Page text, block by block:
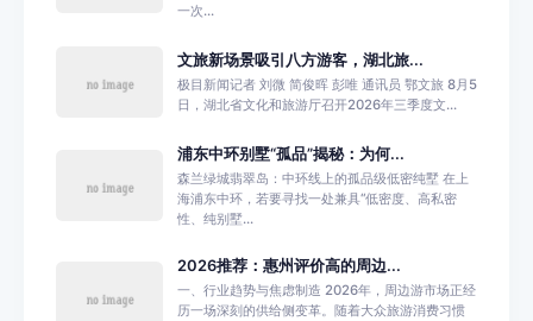
一次...
文旅新场景吸引八方游客，湖北旅...
极目新闻记者 刘微 简俊晖 彭唯 通讯员 鄂文旅 8月5
日，湖北省文化和旅游厅召开2026年三季度文...
浦东中环别墅“孤品”揭秘：为何...
森兰绿城翡翠岛：中环线上的孤品级低密纯墅 在上
海浦东中环，若要寻找一处兼具“低密度、高私密
性、纯别墅...
2026推荐：惠州评价高的周边...
一、行业趋势与焦虑制造 2026年，周边游市场正经
历一场深刻的供给侧变革。随着大众旅游消费习惯